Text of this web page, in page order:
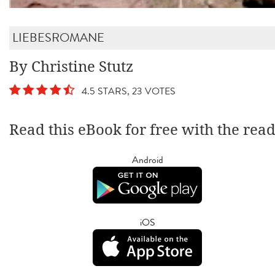
LIEBESROMANE
By Christine Stutz
4.5 STARS, 23 VOTES
Read this eBook for free with the
Android
iOS